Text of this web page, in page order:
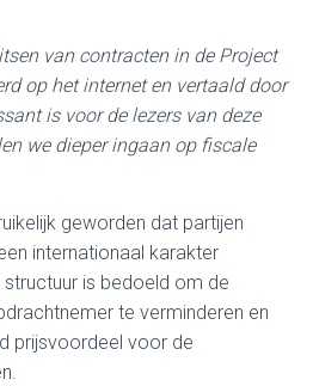
van contracten in de Project
op het internet en vertaald door
is voor de lezers van deze
we dieper ingaan op fiscale
geworden dat partijen
internationaal karakter
is bedoeld om de
te verminderen en
prijsvoordeel voor de